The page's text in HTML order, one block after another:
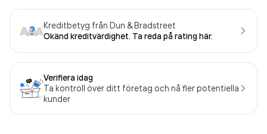
Kreditbetyg från Dun & Bradstreet
Okänd kreditvärdighet. Ta reda på rating här.
Verifiera idag
Ta kontroll över ditt företag och nå fler potentiella
kunder